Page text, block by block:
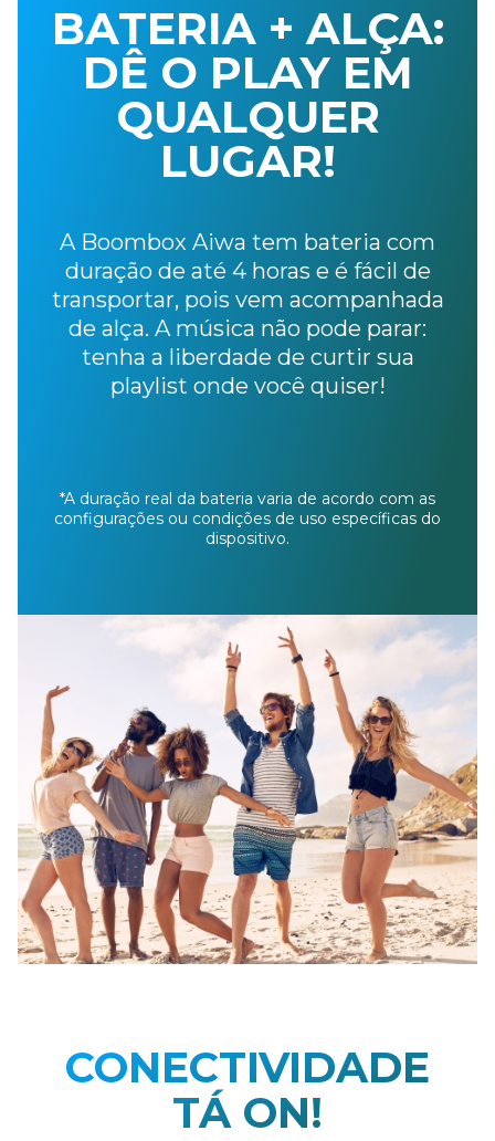
BATERIA + ALÇA:
DÊ O PLAY EM
QUALQUER
LUGAR!
A Boombox Aiwa tem bateria com
duração de até 4 horas e é fácil de
transportar, pois vem acompanhada
de alça. A música não pode parar:
tenha a liberdade de curtir sua
playlist onde você quiser!
*A duração real da bateria varia de acordo com as
configurações ou condições de uso específicas do
dispositivo.
CONECTIVIDADE
TÁ ON!